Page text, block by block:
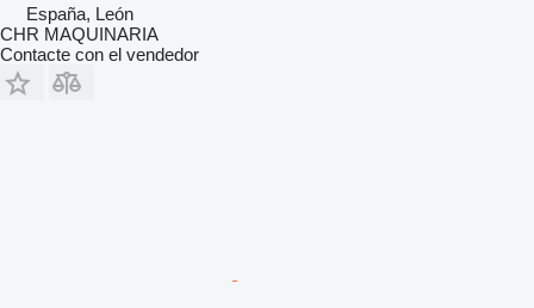
España, León
CHR MAQUINARIA
Contacte con el vendedor